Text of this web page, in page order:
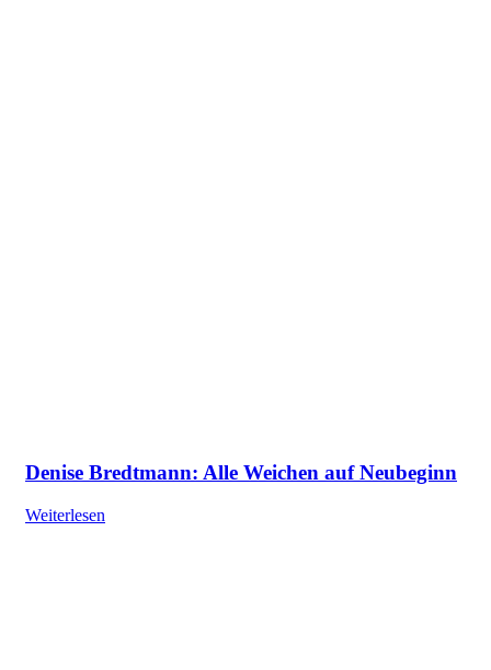
Denise Bredtmann: Alle Weichen auf Neubeginn
Weiterlesen